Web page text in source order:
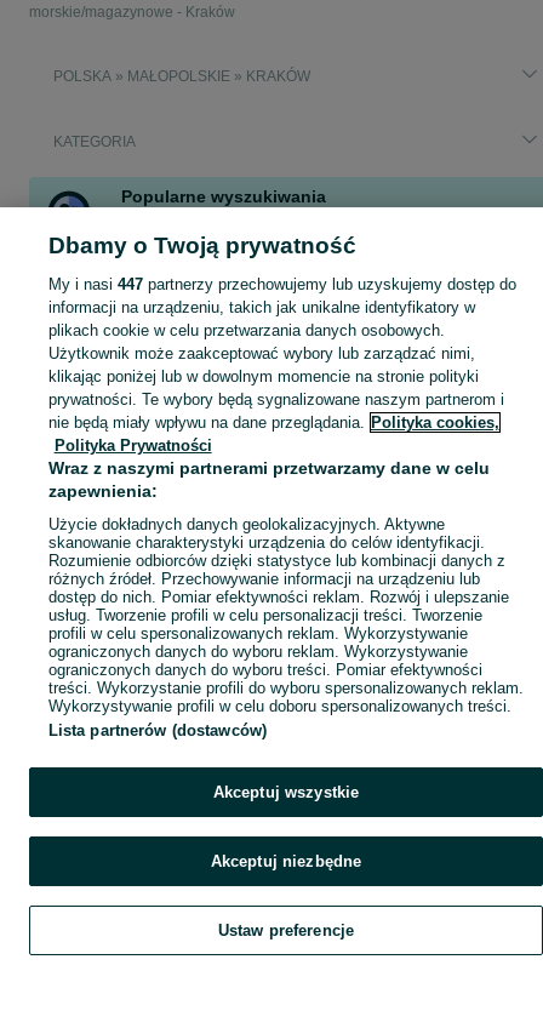
morskie/magazynowe - Kraków
POLSKA » MAŁOPOLSKIE » KRAKÓW
KATEGORIA
Popularne wyszukiwania
magazyn do przechowywania
Sprzedaż kontenerów morskich i magazynowych Kraków ▶️ Nowe i używane ✅ Szeroki wybór w atrakcyjnych cenach ✌ Znajdź atrakcyjne oferty na OLX.pl!
Mapa kategorii
Mapa miejscowości
Mapa ministron
Popularne wyszukiwania
Szukaj Obserwujesz Dodaj Czat Konto
Dbamy o Twoją prywatność
My i nasi 447partnerzy przechowujemy lub uzyskujemy dostęp do
informacji na urządzeniu, takich jak unikalne identyfikatory w
plikach cookie w celu przetwarzania danych osobowych.
Użytkownik może zaakceptować wybory lub zarządzać nimi,
klikając poniżej lub w dowolnym momencie na stronie polityki
prywatności. Te wybory będą sygnalizowane naszym partnerom i
nie będą miały wpływu na dane przeglądania. Polityka cookies,
Polityka Prywatności
Wraz z naszymi partnerami przetwarzamy dane w celu
zapewnienia:
Użycie dokładnych danych geolokalizacyjnych. Aktywne
skanowanie charakterystyki urządzenia do celów identyfikacji.
Rozumienie odbiorców dzięki statystyce lub kombinacji danych z
różnych źródeł. Przechowywanie informacji na urządzeniu lub
dostęp do nich. Pomiar efektywności reklam. Rozwój i ulepszanie
usług. Tworzenie profili w celu personalizacji treści. Tworzenie
profili w celu spersonalizowanych reklam. Wykorzystywanie
ograniczonych danych do wyboru reklam. Wykorzystywanie
ograniczonych danych do wyboru treści. Pomiar efektywności
treści. Wykorzystanie profili do wyboru spersonalizowanych reklam.
Wykorzystywanie profili w celu doboru spersonalizowanych treści.
Lista partnerów (dostawców)
Akceptuj wszystkie
Akceptuj niezbędne
Ustaw preferencje